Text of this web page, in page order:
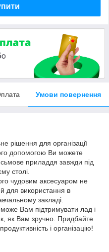
Умови повернення
рішення для організації
допомогою Ви можете
приладдя завжди під
столі.
чудовим аксесуаром не
для використання в
закладі.
Вам підтримувати лад і
як Вам зручно. Придбайте
і організацію!